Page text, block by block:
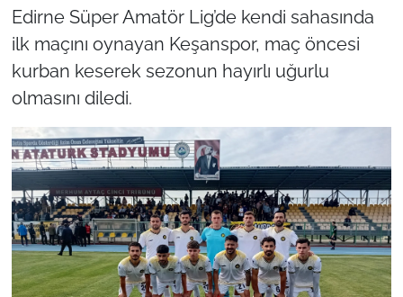
Edirne Süper Amatör Lig’de kendi sahasında
ilk maçını oynayan Keşanspor, maç öncesi
kurban keserek sezonun hayırlı uğurlu
olmasını diledi.
Flaş Haber
Dış Haberler
Magazin
İş Dünyası
Bilim Teknoloji
English News
Canlı Maç